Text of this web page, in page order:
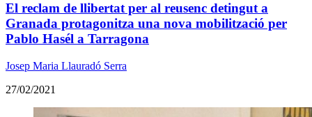
El reclam de llibertat per al reusenc detingut a
Granada protagonitza una nova mobilització per
Pablo Hasél a Tarragona
Josep Maria Llauradó Serra
27/02/2021